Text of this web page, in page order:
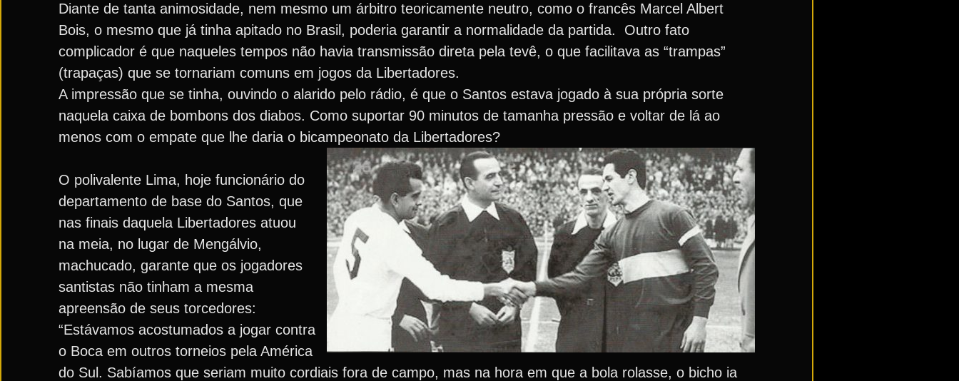
Diante de tanta animosidade, nem mesmo um árbitro teoricamente neutro, como o francês Marcel Albert
Bois, o mesmo que já tinha apitado no Brasil, poderia garantir a normalidade da partida. Outro fato
complicador é que naqueles tempos não havia transmissão direta pela tevê, o que facilitava as “trampas”
(trapaças) que se tornariam comuns em jogos da Libertadores.
A impressão que se tinha, ouvindo o alarido pelo rádio, é que o Santos estava jogado à sua própria sorte
naquela caixa de bombons dos diabos. Como suportar 90 minutos de tamanha pressão e voltar de lá ao
menos com o empate que lhe daria o bicampeonato da Libertadores?
O polivalente Lima, hoje funcionário do
departamento de base do Santos, que
nas finais daquela Libertadores atuou
na meia, no lugar de Mengálvio,
machucado, garante que os jogadores
santistas não tinham a mesma
apreensão de seus torcedores:
“Estávamos acostumados a jogar contra
o Boca em outros torneios pela América
do Sul. Sabíamos que seriam muito cordiais fora de campo, mas na hora em que a bola rolasse, o bicho ia